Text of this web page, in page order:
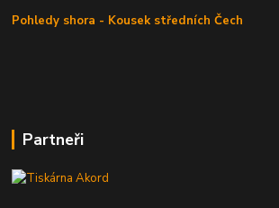
Pohledy shora - Kousek středních Čech
Partneři